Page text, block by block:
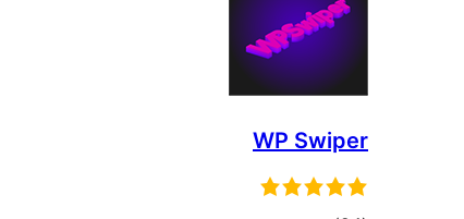
WP Swiper